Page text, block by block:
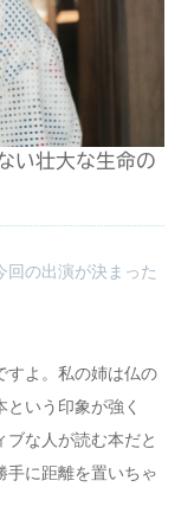
い壮大な生命の
の出演が決まった
すよ。私の姉は仏の
いう印象が強く
な人が読む本だと
手に距離を置いちゃ